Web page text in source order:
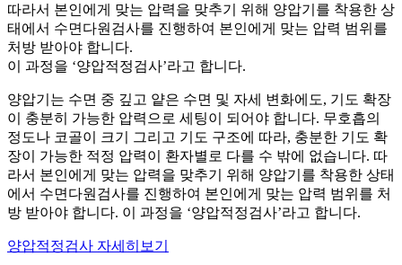
따라서 본인에게 맞는 압력을 맞추기 위해 양압기를 착용한 상
태에서 수면다원검사를 진행하여 본인에게 맞는 압력 범위를
처방 받아야 합니다.
이 과정을 ‘양압적정검사’라고 합니다.
양압기는 수면 중 깊고 얕은 수면 및 자세 변화에도, 기도 확장
이 충분히 가능한 압력으로 세팅이 되어야 합니다. 무호흡의
정도나 코골이 크기 그리고 기도 구조에 따라, 충분한 기도 확
장이 가능한 적정 압력이 환자별로 다를 수 밖에 없습니다. 따
라서 본인에게 맞는 압력을 맞추기 위해 양압기를 착용한 상태
에서 수면다원검사를 진행하여 본인에게 맞는 압력 범위를 처
방 받아야 합니다. 이 과정을 ‘양압적정검사’라고 합니다.
양압적정검사 자세히보기